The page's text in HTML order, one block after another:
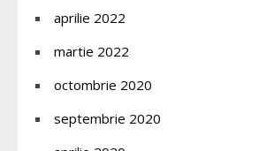
aprilie 2022
martie 2022
octombrie 2020
septembrie 2020